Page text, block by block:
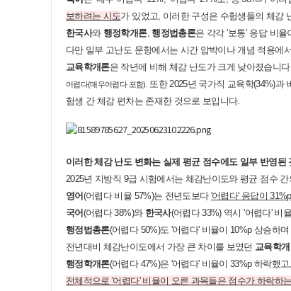
보하려는 시도가 있었고, 이러한 구성은 수험생들의 체감
한국사와 행정학개론,행정법총론은 각각 ‘보통’ 응답 비
다만 일부 고난도 문항에서는 시간 압박이나 개념 적용에
교육학개론은 작년에 비해 체감 난도가 크게 낮아졌습니
어렵다(매우어렵다 포함). 또한 2025년 국가직 교육학(34%)
험생 간 체감 편차는 존재한 것으로 보입니다.
이러한 체감 난도 변화는 실제 평균 점수에도 일부 반영된
2025년 지방직 9급 시험에서는 체감난이도와 평균 점수
영어 (어렵다 비율 57%)는 전년도보다 '어렵다' 응답이
국어 (어렵다 38%)와 한국사(어렵다 33%) 역시 '어렵다' 비
행정법총론(어렵다 50%)도 '어렵다' 비율이 10%p 상승하
전년대비 체감난이도에서 가장 큰 차이를 보였던 교육학
행정학개론(어렵다 47%)은 '어렵다' 비율이 33%p 하락했
전체적으로 '어렵다' 비율이 오른 과목들은 점수가 하락하